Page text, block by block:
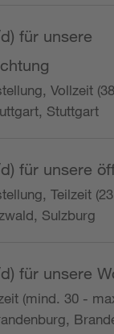
für unsere
Vollzeit
Stuttgart
für unsere
Teilzeit
Sulzburg
für unsere
(mind. 30 -